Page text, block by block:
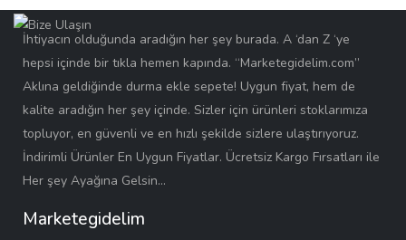
İhtiyacın olduğunda aradığın her şey burada. A ‘dan Z ‘ye
hepsi içinde bir tıkla hemen kapında. “Marketegidelim.com”
Aklına geldiğinde durma ekle sepete! Uygun fiyat, hem de
kalite aradığın her şey içinde. Sizler için ürünleri stoklarımıza
topluyor, en güvenli ve en hızlı şekilde sizlere ulaştırıyoruz.
İndirimli Ürünler En Uygun Fiyatlar. Ücretsiz Kargo Fırsatları ile
Her şey Ayağına Gelsin…
Marketegidelim